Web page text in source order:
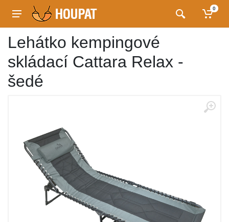
0
Lehátko kempingové
skládací Cattara Relax -
šedé